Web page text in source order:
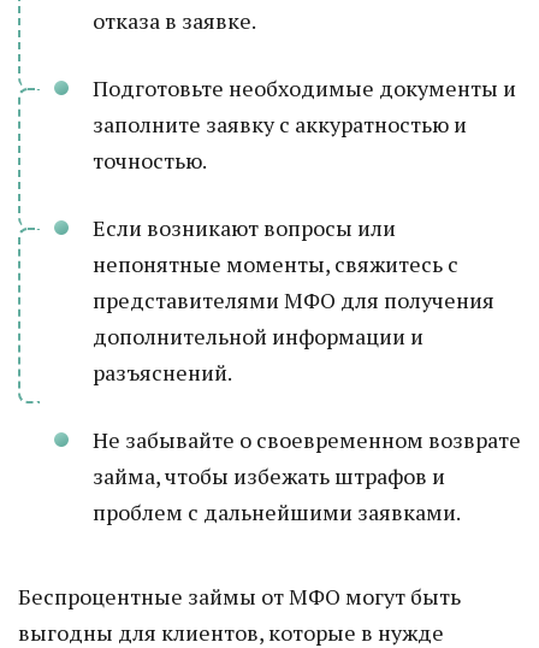
отказа в заявке.
Подготовьте необходимые документы и
заполните заявку с аккуратностью и
точностью.
Если возникают вопросы или
непонятные моменты, свяжитесь с
представителями МФО для получения
дополнительной информации и
разъяснений.
Не забывайте о своевременном возврате
займа, чтобы избежать штрафов и
проблем с дальнейшими заявками.
Беспроцентные займы от МФО могут быть
выгодны для клиентов, которые в нужде